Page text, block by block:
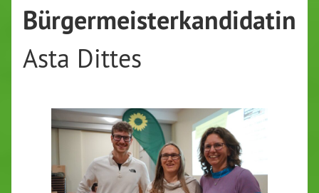
Bürgermeisterkandidatin
Asta Dittes